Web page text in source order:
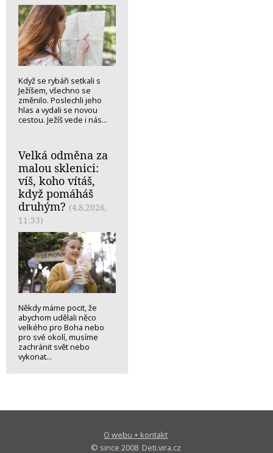
Když se rybáři setkali s
Ježíšem, všechno se
změnilo. Poslechli jeho
hlas a vydali se novou
cestou. Ježíš vede i nás...
Velká odměna za
malou sklenici:
víš, koho vítáš,
když pomáháš
druhým? (4.8.2026,
11:33)
Někdy máme pocit, že
abychom udělali něco
velkého pro Boha nebo
pro své okolí, musíme
zachránit svět nebo
vykonat...
O webu + kontakt
© since 2008 Deti.vira.cz